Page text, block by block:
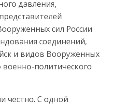
давления,
сил России
соединений,
и видов Вооруженных
политического
честно. С одной